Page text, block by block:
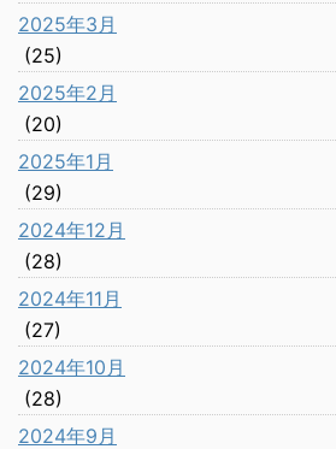
2025年3月
(25)
2025年2月
(20)
2025年1月
(29)
2024年12月
(28)
2024年11月
(27)
2024年10月
(28)
2024年9月